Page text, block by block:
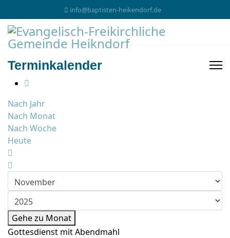
info@baptisten-heikendorf.de
Terminkalender
Nach Jahr
Nach Monat
Nach Woche
Heute
Gehe zu Monat
Gottesdienst mit Abendmahl